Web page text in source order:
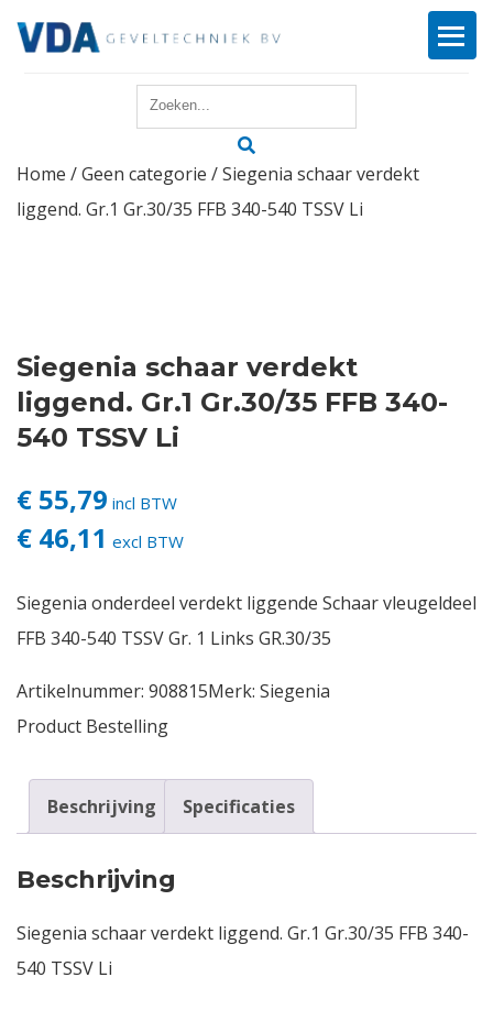
Reparatie
Producten
Offerte
Contact
Login
Home /Geen categorie / Siegenia schaar verdekt
liggend. Gr.1 Gr.30/35 FFB 340-540 TSSV Li
Siegenia schaar verdekt
liggend. Gr.1 Gr.30/35 FFB 340-
540 TSSV Li
€ 55,79 incl BTW
€ 46,11 excl BTW
Siegenia onderdeel verdekt liggende Schaar vleugeldeel
FFB 340-540 TSSV Gr. 1 Links GR.30/35
Artikelnummer: 908815Merk: Siegenia
Product Bestelling
Beschrijving Specificaties
Beschrijving
Siegenia schaar verdekt liggend. Gr.1 Gr.30/35 FFB 340-
540 TSSV Li